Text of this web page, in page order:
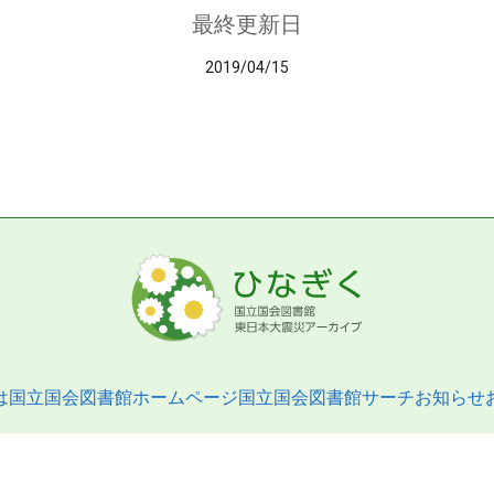
最終更新日
2019/04/15
国立国会図書館ホームページ国立国会図書館サーチお知らせ